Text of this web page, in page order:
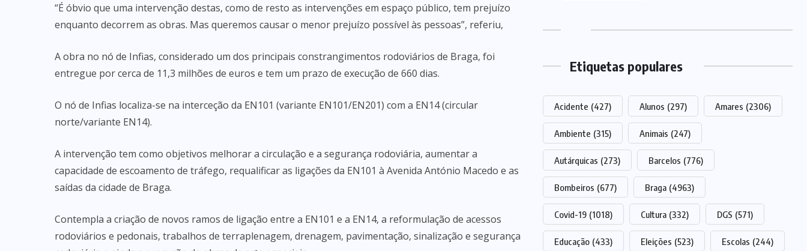
“É óbvio que uma intervenção destas, como de resto as intervenções em espaço público, tem prejuízo
enquanto decorrem as obras. Mas queremos causar o menor prejuízo possível às pessoas”, referiu,
A obra no nó de Infias, considerado um dos principais constrangimentos rodoviários de Braga, foi
entregue por cerca de 11,3 milhões de euros e tem um prazo de execução de 660 dias.
O nó de Infias localiza-se na interceção da EN101 (variante EN101/EN201) com a EN14 (circular
norte/variante EN14).
A intervenção tem como objetivos melhorar a circulação e a segurança rodoviária, aumentar a
capacidade de escoamento de tráfego, requalificar as ligações da EN101 à Avenida António Macedo e as
saídas da cidade de Braga.
Contempla a criação de novos ramos de ligação entre a EN101 e a EN14, a reformulação de acessos
rodoviários e pedonais, trabalhos de terraplenagem, drenagem, pavimentação, sinalização e segurança
Etiquetas populares
Acidente (427) Alunos (297) Amares (2306)
Ambiente (315) Animais (247)
Autárquicas (273) Barcelos (776)
Bombeiros (677) Braga (4963)
Covid-19 (1018) Cultura (332) DGS (571)
Educação (433) Eleições (523) Escolas (244)